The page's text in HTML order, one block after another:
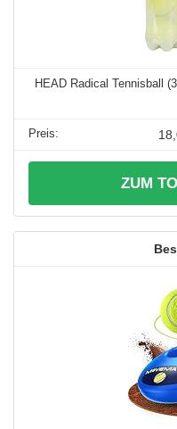
HEAD Radical Tennisball
ZUM